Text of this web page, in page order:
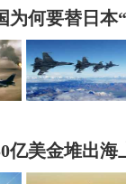
为何要替日本
亿美金堆出海